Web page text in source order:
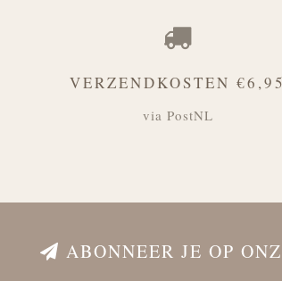
VERZENDKOSTEN €6,95
via PostNL
ABONNEER JE OP